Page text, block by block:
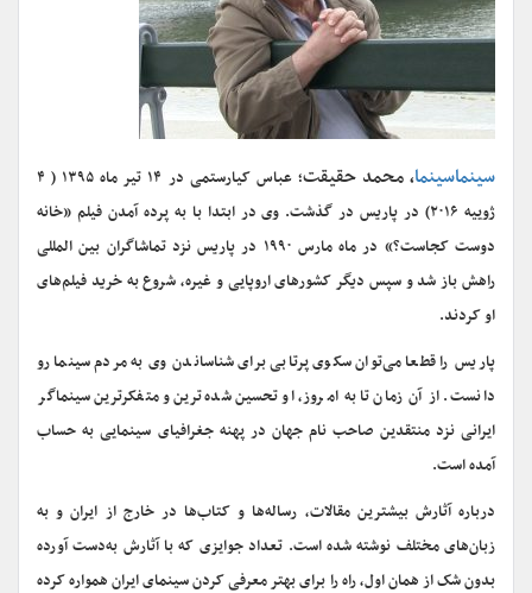
سینماسینما، محمد حقیقت
؛ عباس کیارستمی در ۱۴ تیر ماه ۱۳۹۵ ( ۴
ژوییه ۲۰۱۶) در پاریس در گذشت. وی در ابتدا‌ با به پرده آمدن فیلم «خانه
دوست کجاست؟» در ماه مارس ۱۹۹۰ در پاریس نزد تماشاگران بین المللی
راهش باز شد و سپس دیگر کشورهای اروپایی و غیره، شروع به خرید فیلم‌های
او کردند.
پاریس را قطعا می‌توان سکوی پرتابی برای شناساندن وی به مردم سینما رو
دانست. از آن زمان تا به امروز، او تحسین شده‌ترین و متفکرترین سینماگر
ایرانی نزد منتقدین صاحب نام جهان در پهنه جغرافیای سینمایی به حساب
آمده است.
درباره آثارش ‌بیشترین مقالات، رساله‌ها و کتاب‌ها در خارج از ایران و به
زبان‌های مختلف نوشته شده است. تعداد‌ جوایزی که با آثارش‌ به‌دست آورده
بدون شک از همان اول، راه را برای بهتر معرفی کردن سینمای ایران همواره کرده